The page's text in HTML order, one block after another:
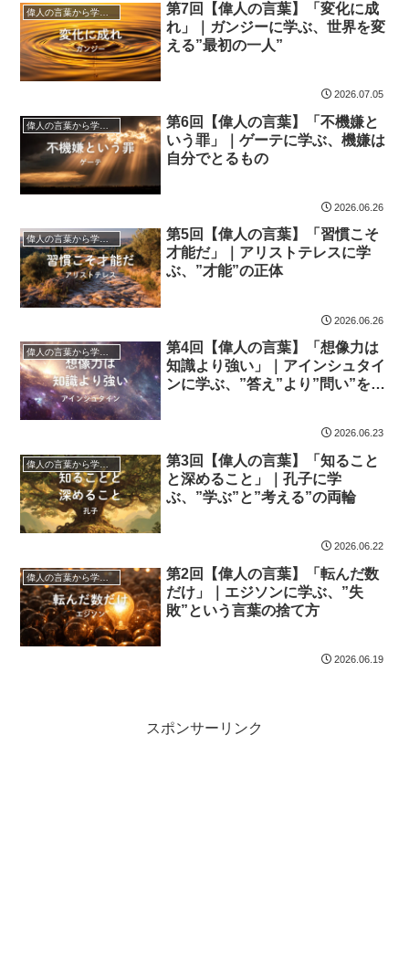
偉人の言葉から学ぼう
第7回【偉人の言葉】「変化に成
れ」｜ガンジーに学ぶ、世界を変
える”最初の一人”
2026.07.05
偉人の言葉から学ぼう
第6回【偉人の言葉】「不機嫌と
いう罪」｜ゲーテに学ぶ、機嫌は
自分でとるもの
2026.06.26
偉人の言葉から学ぼう
第5回【偉人の言葉】「習慣こそ
才能だ」｜アリストテレスに学
ぶ、”才能”の正体
2026.06.26
偉人の言葉から学ぼう
第4回【偉人の言葉】「想像力は
知識より強い」｜アインシュタイ
ンに学ぶ、”答え”より”問い”を持
2026.06.23
偉人の言葉から学ぼう
第3回【偉人の言葉】「知ること
と深めること」｜孔子に学
ぶ、”学ぶ”と”考える”の両輪
2026.06.22
偉人の言葉から学ぼう
第2回【偉人の言葉】「転んだ数
だけ」｜エジソンに学ぶ、”失
敗”という言葉の捨て方
2026.06.19
スポンサーリンク